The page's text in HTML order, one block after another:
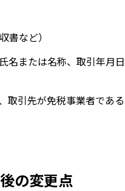
書など）
名または名称、取引年月
取引先が免税事業者であ
の変更点